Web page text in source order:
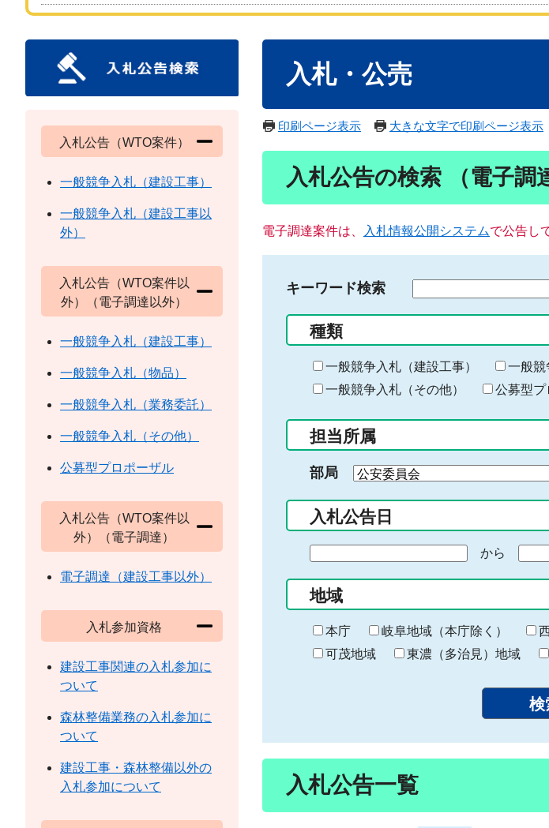
入札・公売
印刷ページ表示 大きな文字で印刷ページ表示
入札公告の検索 （電子調
電子調達案件は、 入札情報公開システムで公告し
キーワード検索
る
キ
ー
ー
入
力
種類
一般競争入札（建設工事） 一般競
一般競争入札（その他）
公募型プ
担当所属
部局
入札公告日
の
始
ま
り
から
終
わ
り
地域
本庁 岐阜地域（本庁除く）
可茂地域
東濃（多治見）地域
入札公告一覧
入札公告（WTO案件）
一般競争入札（建設工事）
一般競争入札（建設工事以
外）
入札公告（WTO案件以
外）（電子調達以外）
一般競争入札（建設工事）
一般競争入札（物品）
一般競争入札（業務委託）
一般競争入札（その他）
公募型プロポーザル
入札公告（WTO案件以
外）（電子調達）
電子調達（建設工事以外）
入札参加資格
建設工事関連の入札参加に
ついて
森林整備業務の入札参加に
ついて
建設工事・森林整備以外の
入札参加について